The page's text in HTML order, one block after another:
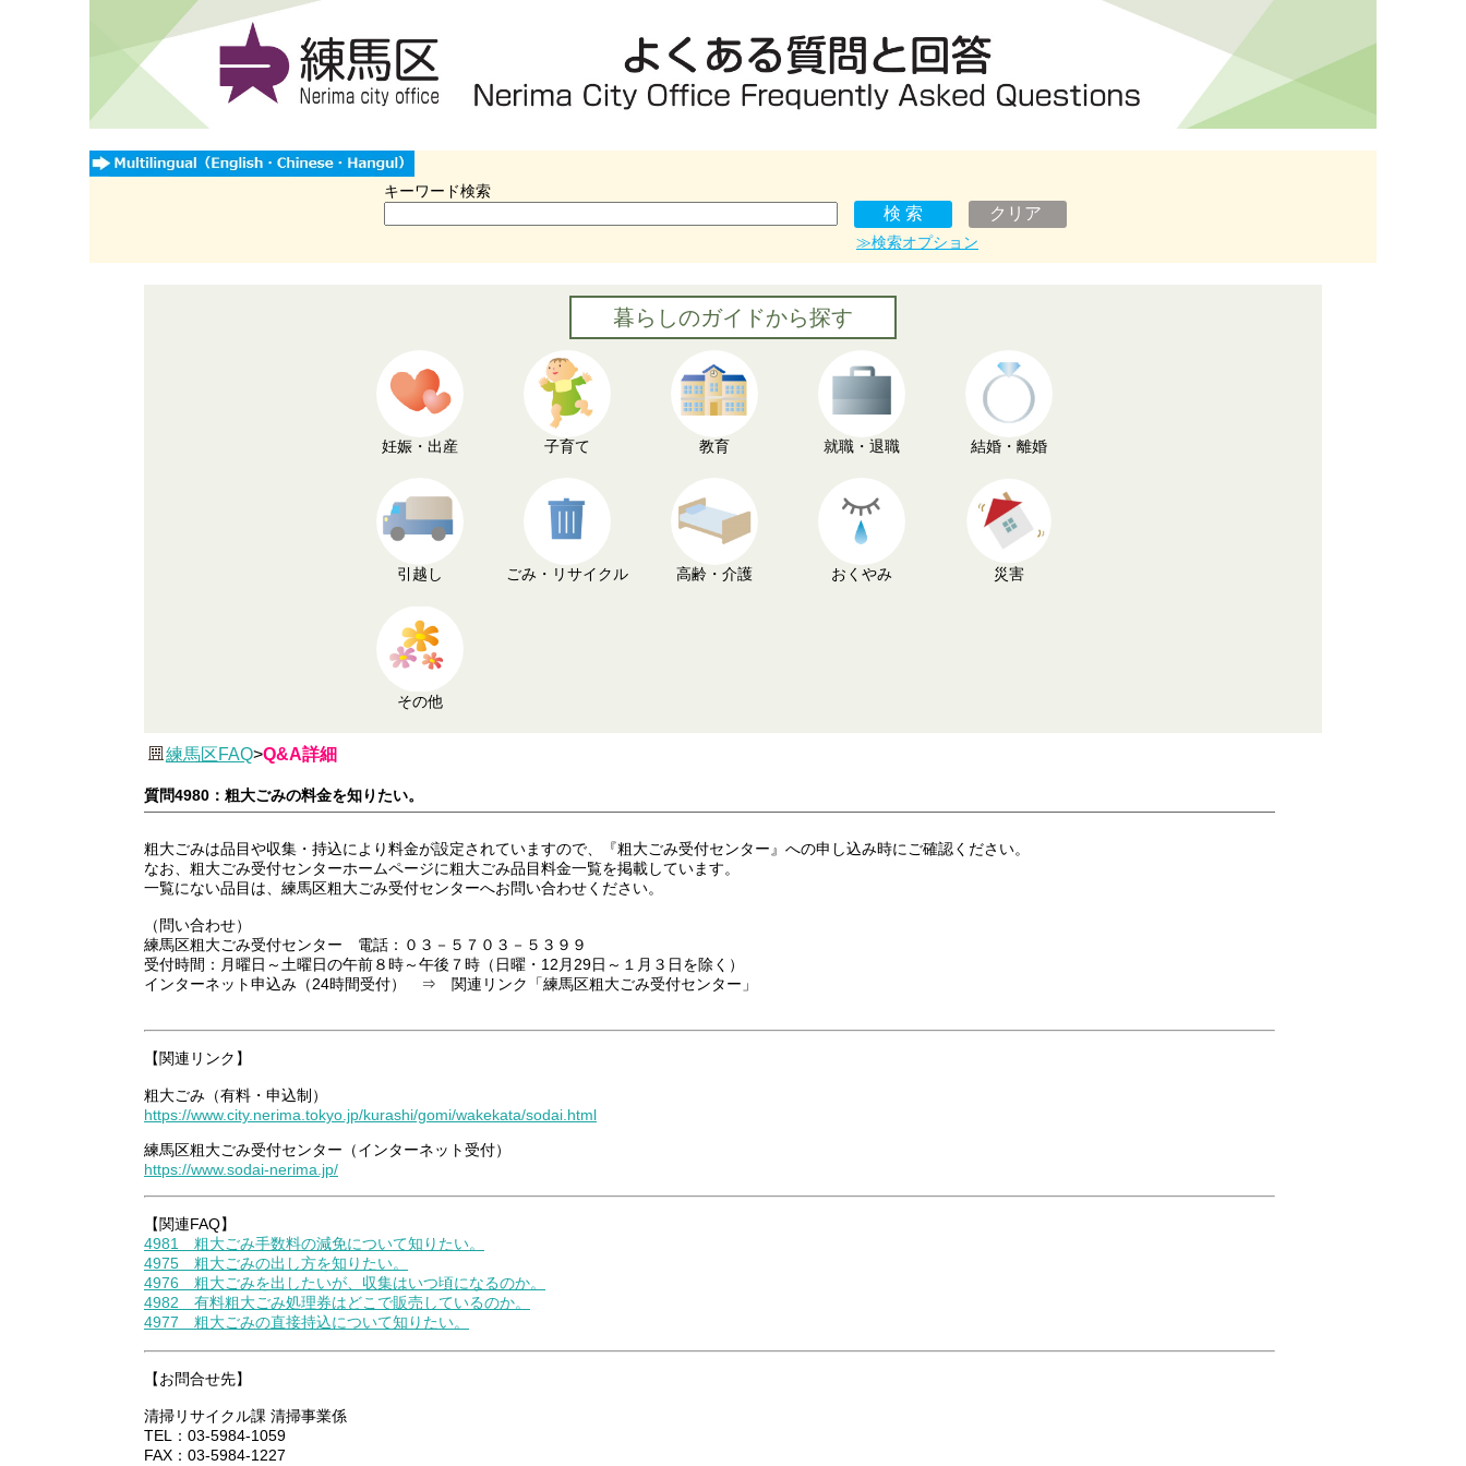
キーワード検索
≫検索オプション
暮らしのガイドから探す
妊娠・出産 子育て 教育 就職・退職 結婚・離婚
引越し ごみ・リサイクル 高齢・介護 おくやみ 災害
その他
練馬区FAQ>Q&A詳細
質問4980：粗大ごみの料金を知りたい。
粗大ごみは品目や収集・持込により料金が設定されていますので、『粗大ごみ受付センター』への申し込み時にご確認ください。
なお、粗大ごみ受付センターホームページに粗大ごみ品目料金一覧を掲載しています。
一覧にない品目は、練馬区粗大ごみ受付センターへお問い合わせください。
（問い合わせ）
練馬区粗大ごみ受付センター 電話：０３－５７０３－５３９９
受付時間：月曜日～土曜日の午前８時～午後７時（日曜・12月29日～１月３日を除く）
インターネット申込み（24時間受付） ⇒ 関連リンク「練馬区粗大ごみ受付センター」
【関連リンク】
粗大ごみ（有料・申込制）
https://www.city.nerima.tokyo.jp/kurashi/gomi/wakekata/sodai.html
練馬区粗大ごみ受付センター（インターネット受付）
https://www.sodai-nerima.jp/
【関連FAQ】
4981 粗大ごみ手数料の減免について知りたい。
4975 粗大ごみの出し方を知りたい。
4976 粗大ごみを出したいが、収集はいつ頃になるのか。
4982 有料粗大ごみ処理券はどこで販売しているのか。
4977 粗大ごみの直接持込について知りたい。
【お問合せ先】
清掃リサイクル課 清掃事業係
TEL：03-5984-1059
FAX：03-5984-1227